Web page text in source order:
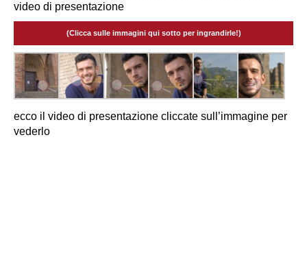
video di presentazione
(Clicca sulle immagini qui sotto per ingrandirle!)
ecco il video di presentazione cliccate sull’immagine per
vederlo